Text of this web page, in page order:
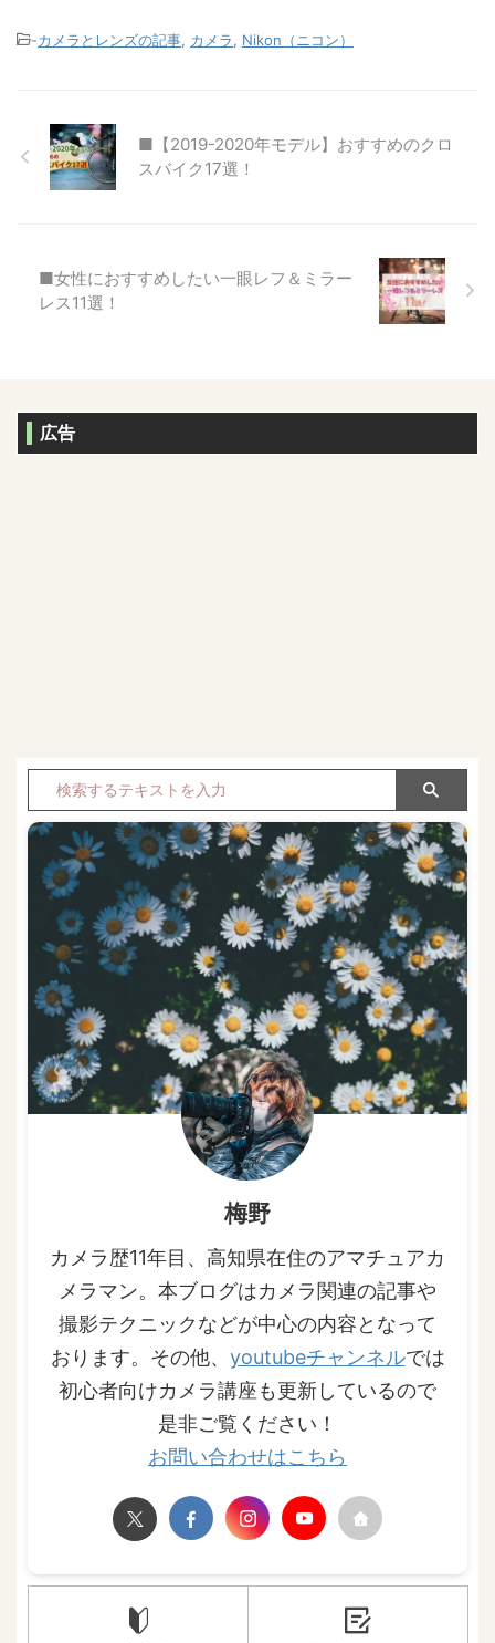
-カメラとレンズの記事 カメラ Nikon（ニコン）
■【2019-2020年モデル】おすすめのクロ
スバイク17選！
■女性におすすめしたい一眼レフ＆ミラー
レス11選！
広告
梅野
カメラ歴11年目、高知県在住のアマチュアカ
メラマン。本ブログはカメラ関連の記事や
撮影テクニックなどが中心の内容となって
おります。その他、 youtubeチャンネルでは
初心者向けカメラ講座も更新しているので
是非ご覧ください！
お問い合わせはこちら